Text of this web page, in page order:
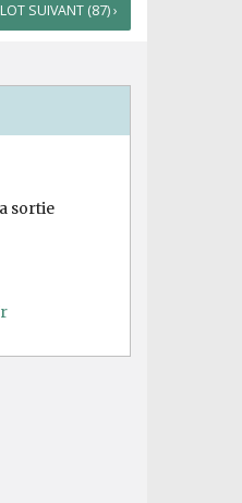
LOT SUIVANT (87) ›
sortie